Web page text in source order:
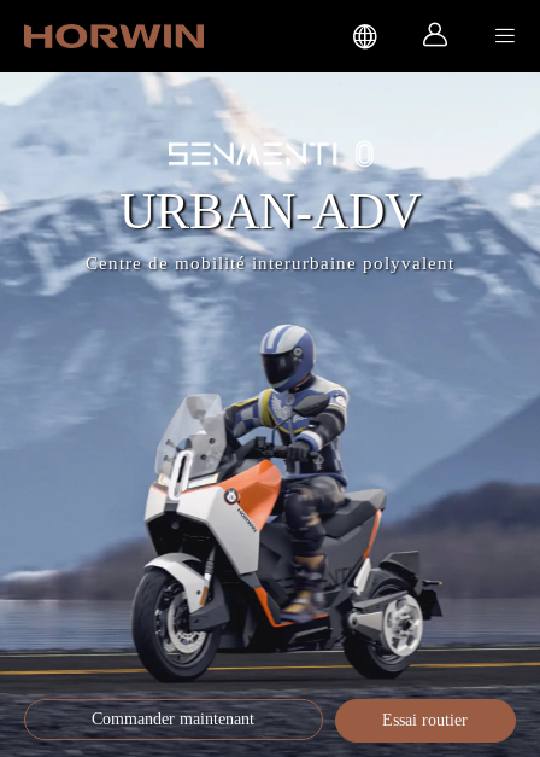
  
URBAN-ADV
Centre de mobilité interurbaine polyvalent
Commander maintenant Essai routier